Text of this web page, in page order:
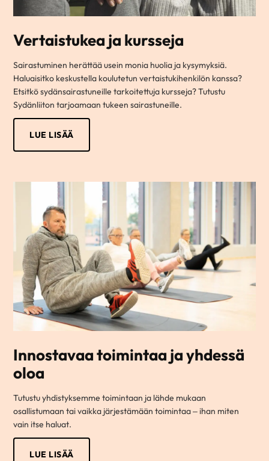
Vertaistukea ja kursseja
Sairastuminen herättää usein monia huolia ja kysymyksiä.
Haluaisitko keskustella koulutetun vertaistukihenkilön kanssa?
Etsitkö sydänsairastuneille tarkoitettuja kursseja? Tutustu
Sydänliiton tarjoamaan tukeen sairastuneille.
LUE LISÄÄ
Innostavaa toimintaa ja yhdessä
oloa
Tutustu yhdistyksemme toimintaan ja lähde mukaan
osallistumaan tai vaikka järjestämään toimintaa – ihan miten
vain itse haluat.
LUE LISÄÄ